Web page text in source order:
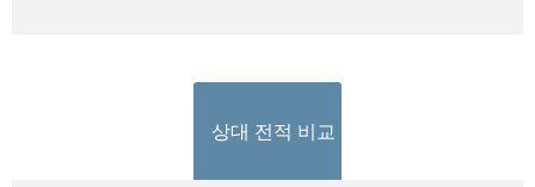
상대 전적 비교